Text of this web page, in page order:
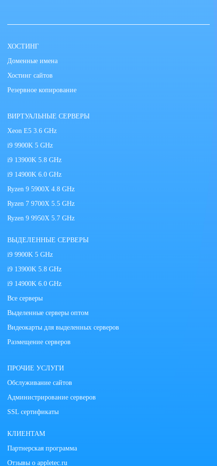
ХОСТИНГ
Доменные имена
Хостинг сайтов
Резервное копирование
ВИРТУАЛЬНЫЕ СЕРВЕРЫ
Xeon E5 3.6 GHz
i9 9900K 5 GHz
i9 13900K 5.8 GHz
i9 14900K 6.0 GHz
Ryzen 9 5900X 4.8 GHz
Ryzen 7 9700X 5.5 GHz
Ryzen 9 9950X 5.7 GHz
ВЫДЕЛЕННЫЕ СЕРВЕРЫ
i9 9900K 5 GHz
i9 13900K 5.8 GHz
i9 14900K 6.0 GHz
Все серверы
Выделенные серверы оптом
Видеокарты для выделенных серверов
Размещение серверов
ПРОЧИЕ УСЛУГИ
Обслуживание сайтов
Администрирование серверов
SSL сертификаты
КЛИЕНТАМ
Партнерская программа
Отзывы о appletec.ru